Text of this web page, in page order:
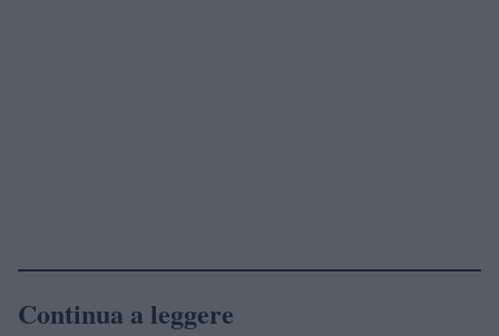
Continua a leggere